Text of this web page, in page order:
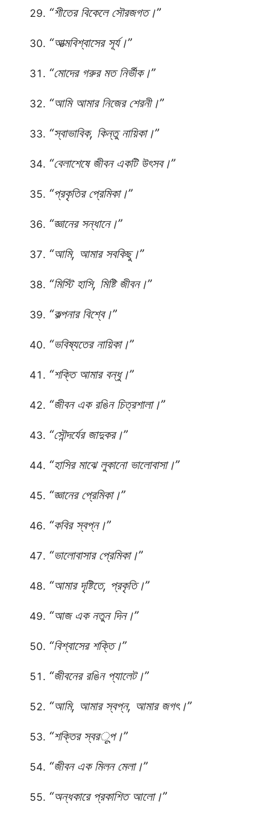
“শীতের বিকেলে সৌরজগত।”
“আত্মবিশ্বাসের সূর্য।”
“মোদের গরুর মত নির্ভীক।”
“আমি আমার নিজের শেরনী।”
“স্বাভাবিক, কিন্তু নায়িকা।”
“বেলাশেষে জীবন একটি উৎসব।”
“প্রকৃতির প্রেমিকা।”
“জ্ঞানের সন্ধানে।”
“আমি, আমার সবকিছু।”
“মিস্টি হাসি, মিষ্টি জীবন।”
“কল্পনার বিশ্বে।”
“ভবিষ্যতের নায়িকা।”
“শক্তি আমার বন্ধু।”
“জীবন এক রঙিন চিত্রশালা।”
“সৌন্দর্যের জাদুকর।”
“হাসির মাঝে লুকানো ভালোবাসা।”
“জ্ঞানের প্রেমিকা।”
“কবির স্বপ্ন।”
“ভালোবাসার প্রেমিকা।”
“আমার দৃষ্টিতে, প্রকৃতি।”
“আজ এক নতুন দিন।”
“বিশ্বাসের শক্তি।”
“জীবনের রঙিন প্যালেট।”
“আমি, আমার স্বপ্ন, আমার জগৎ।”
“শক্তির স্বরूপ।”
“জীবন এক মিলন মেলা।”
“অন্ধকারে প্রকাশিত আলো।”